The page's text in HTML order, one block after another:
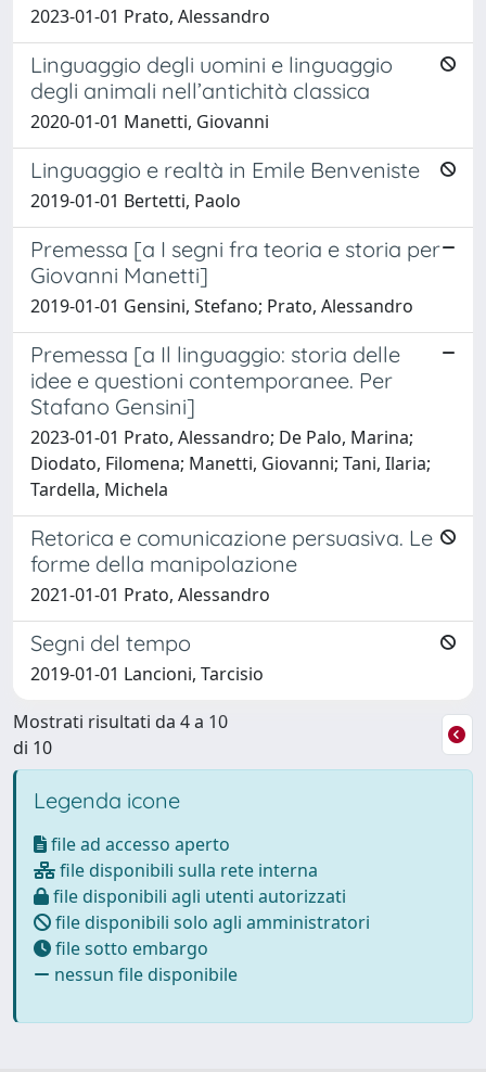
2023-01-01 Prato, Alessandro
Linguaggio degli uomini e linguaggio
degli animali nell’antichità classica
2020-01-01 Manetti, Giovanni
Linguaggio e realtà in Emile Benveniste
2019-01-01 Bertetti, Paolo
Premessa [a I segni fra teoria e storia per
Giovanni Manetti]
2019-01-01 Gensini, Stefano; Prato, Alessandro
Premessa [a Il linguaggio: storia delle
idee e questioni contemporanee. Per
Stafano Gensini]
2023-01-01 Prato, Alessandro; De Palo, Marina;
Diodato, Filomena; Manetti, Giovanni; Tani, Ilaria;
Tardella, Michela
Retorica e comunicazione persuasiva. Le
forme della manipolazione
2021-01-01 Prato, Alessandro
Segni del tempo
2019-01-01 Lancioni, Tarcisio
Mostrati risultati da 4 a 10
di 10
Legenda icone
file ad accesso aperto
file disponibili sulla rete interna
file disponibili agli utenti autorizzati
file disponibili solo agli amministratori
file sotto embargo
nessun file disponibile